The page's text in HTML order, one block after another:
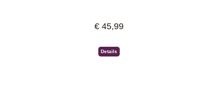
Regulärer Preis:
€ 45,99
Details